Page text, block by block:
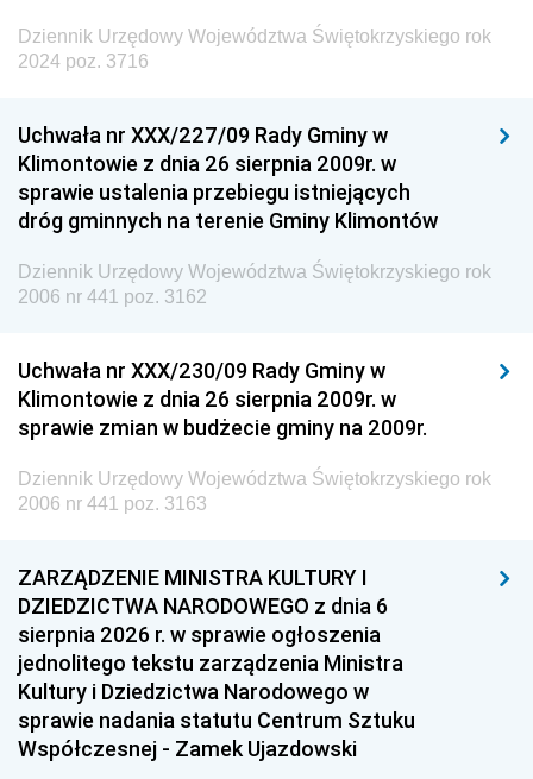
Dziennik Urzędowy Województwa Świętokrzyskiego rok
2024 poz. 3716
Uchwała nr XXX/227/09 Rady Gminy w
Klimontowie z dnia 26 sierpnia 2009r. w
sprawie ustalenia przebiegu istniejących
dróg gminnych na terenie Gminy Klimontów
Dziennik Urzędowy Województwa Świętokrzyskiego rok
2006 nr 441 poz. 3162
Uchwała nr XXX/230/09 Rady Gminy w
Klimontowie z dnia 26 sierpnia 2009r. w
sprawie zmian w budżecie gminy na 2009r.
Dziennik Urzędowy Województwa Świętokrzyskiego rok
2006 nr 441 poz. 3163
ZARZĄDZENIE MINISTRA KULTURY I
DZIEDZICTWA NARODOWEGO z dnia 6
sierpnia 2026 r. w sprawie ogłoszenia
jednolitego tekstu zarządzenia Ministra
Kultury i Dziedzictwa Narodowego w
sprawie nadania statutu Centrum Sztuku
Współczesnej - Zamek Ujazdowski